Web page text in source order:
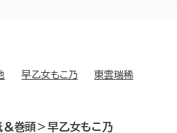
早乙女もこ乃
東雲瑞稀
巻頭＞早乙女もこ乃